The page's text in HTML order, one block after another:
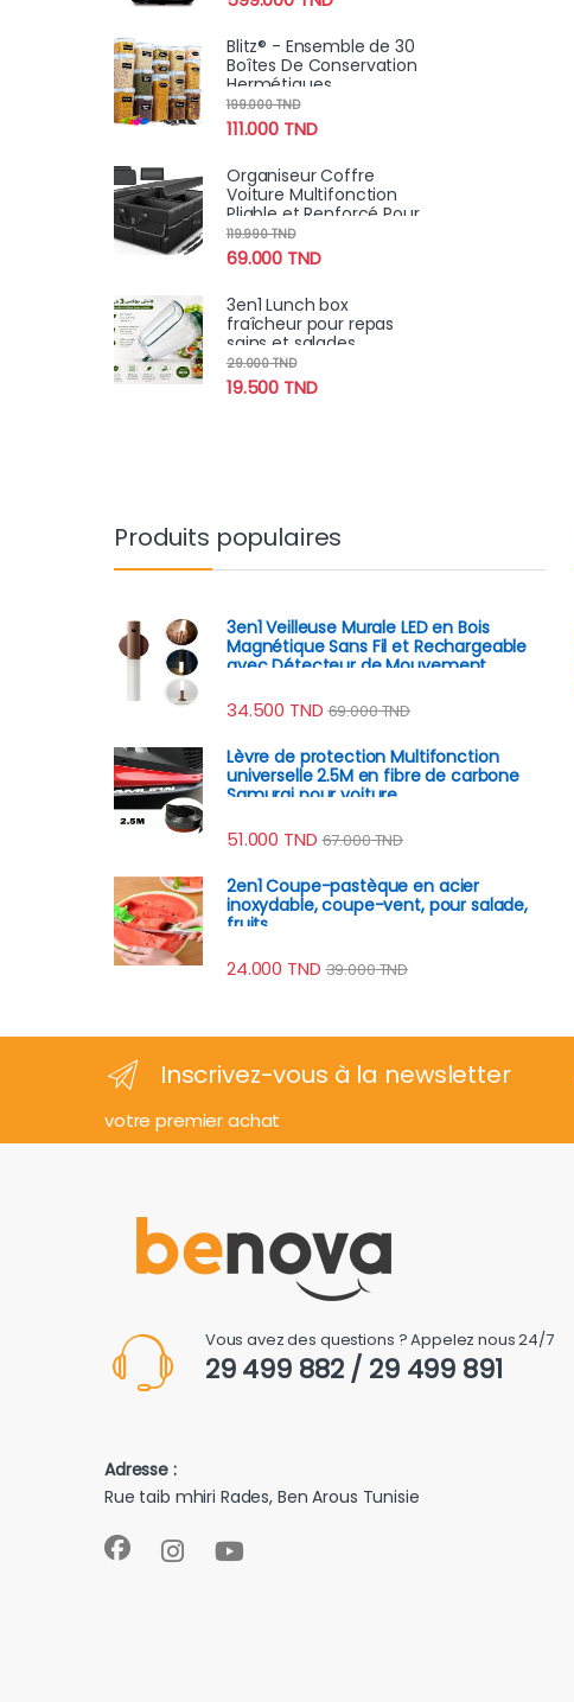
Blitz® - Ensemble de 30
Boîtes De Conservation
Hermétiques
Alimentaires Sans BPA
Pour Un Rangement
Idéal ( 15 Boites + 15
111.000 TND
199.000TND
Organiseur Coffre
Voiture Multifonction
Pliable et Renforcé Pour
Rangement Robuste
Avec Poignées & Poches
69.000 TND
119.990TND
3en1 Lunch box
fraîcheur pour repas
sains et salades
croustillantes
19.500 TND
29.000TND
Produits populaires
3en1 Veilleuse Murale LED en Bois
Magnétique Sans Fil et Rechargeable
avec Détecteur de Mouvement
34.500 TND 69.000TND
Lèvre de protection Multifonction
universelle 2.5M en fibre de carbone
Samurai pour voiture
51.000 TND 67.000TND
2en1 Coupe-pastèque en acier
inoxydable, coupe-vent, pour salade,
fruits
24.000 TND 39.000TND
Inscrivez-vous à la newsletter
votre premier achat
Vous avez des questions ? Appelez nous 24/7
29 499 882 / 29 499 891
Adresse :
Rue taib mhiri Rades, Ben Arous Tunisie